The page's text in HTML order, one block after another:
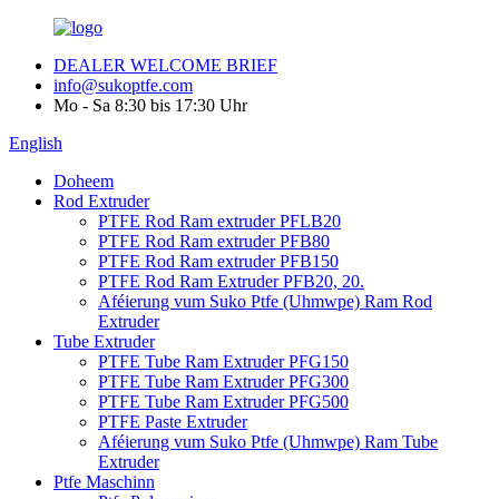
DEALER WELCOME BRIEF
info@sukoptfe.com
Mo - Sa 8:30 bis 17:30 Uhr
English
Doheem
Rod Extruder
PTFE Rod Ram extruder PFLB20
PTFE Rod Ram extruder PFB80
PTFE Rod Ram extruder PFB150
PTFE Rod Ram Extruder PFB20, 20.
Aféierung vum Suko Ptfe (Uhmwpe) Ram Rod
Extruder
Tube Extruder
PTFE Tube Ram Extruder PFG150
PTFE Tube Ram Extruder PFG300
PTFE Tube Ram Extruder PFG500
PTFE Paste Extruder
Aféierung vum Suko Ptfe (Uhmwpe) Ram Tube
Extruder
Ptfe Maschinn